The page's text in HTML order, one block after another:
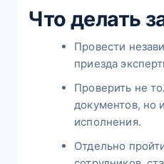
Что делать
Провести
приезда
Проверить не
документов, но
исполнения.
Отдельно